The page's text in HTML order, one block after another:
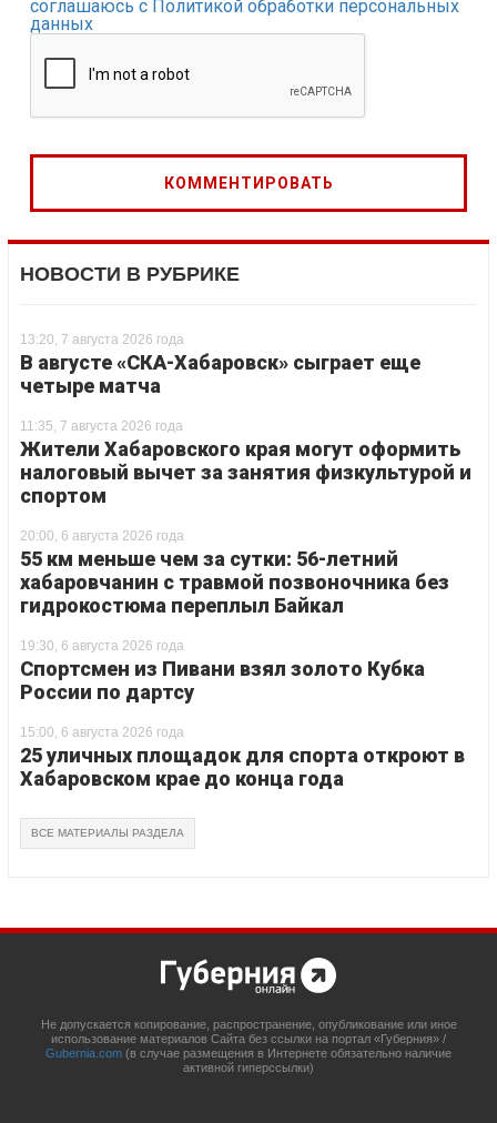
соглашаюсь с Политикой обработки персональных
данных
НОВОСТИ В РУБРИКЕ
13:20, 7 августа 2026 года
В августе «СКА-Хабаровск» сыграет еще
четыре матча
11:35, 7 августа 2026 года
Жители Хабаровского края могут оформить
налоговый вычет за занятия физкультурой и
спортом
20:00, 6 августа 2026 года
55 км меньше чем за сутки: 56-летний
хабаровчанин с травмой позвоночника без
гидрокостюма переплыл Байкал
19:30, 6 августа 2026 года
Спортсмен из Пивани взял золото Кубка
России по дартсу
15:00, 6 августа 2026 года
25 уличных площадок для спорта откроют в
Хабаровском крае до конца года
ВСЕ МАТЕРИАЛЫ РАЗДЕЛА
Не допускается копирование, распространение, опубликование или иное
использование материалов Сайта без ссылки на портал «Губерния» /
Gubernia.com (в случае размещения в Интернете обязательно наличие
активной гиперссылки)